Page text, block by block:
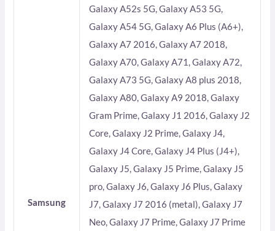
Samsung
Galaxy A52s 5G, Galaxy A53 5G,
Galaxy A54 5G, Galaxy A6 Plus (A6+),
Galaxy A7 2016, Galaxy A7 2018,
Galaxy A70, Galaxy A71, Galaxy A72,
Galaxy A73 5G, Galaxy A8 plus 2018,
Galaxy A80, Galaxy A9 2018, Galaxy
Gram Prime, Galaxy J1 2016, Galaxy J2
Core, Galaxy J2 Prime, Galaxy J4,
Galaxy J4 Core, Galaxy J4 Plus (J4+),
Galaxy J5, Galaxy J5 Prime, Galaxy J5
pro, Galaxy J6, Galaxy J6 Plus, Galaxy
J7, Galaxy J7 2016 (metal), Galaxy J7
Neo, Galaxy J7 Prime, Galaxy J7 Prime